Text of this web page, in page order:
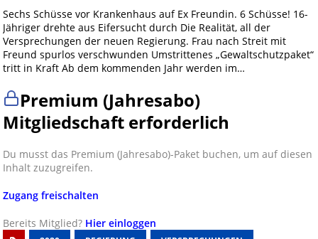
Sechs Schüsse vor Krankenhaus auf Ex Freundin. 6 Schüsse! 16-
Jähriger drehte aus Eifersucht durch Die Realität, all der
Versprechungen der neuen Regierung. Frau nach Streit mit
Freund spurlos verschwunden Umstrittenes „Gewaltschutzpaket“
tritt in Kraft Ab dem kommenden Jahr werden im…
Premium (Jahresabo)
Mitgliedschaft erforderlich
Du musst das Premium (Jahresabo)-Paket buchen, um auf diesen
Inhalt zuzugreifen.
Zugang freischalten
Bereits Mitglied? Hier einloggen